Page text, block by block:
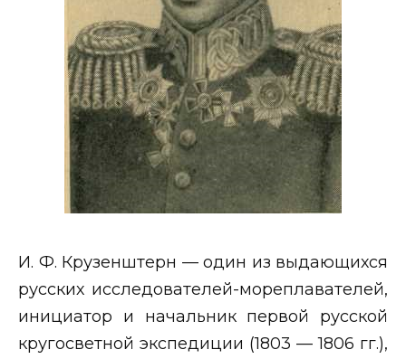
И. Ф. Крузенштерн — один из выдающихся
русских исследователей-мореплавателей,
инициатор и начальник первой русской
кругосветной экспедиции (1803 — 1806 гг.),